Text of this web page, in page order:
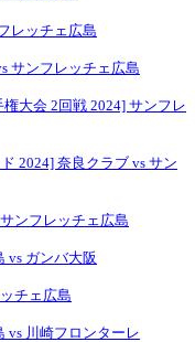
レッチェ広島
サンフレッチェ広島
大会 2回戦 2024] サンフレ
2024] 奈良クラブ vs サン
ンフレッチェ広島
vs ガンバ大阪
チェ広島
vs 川崎フロンターレ